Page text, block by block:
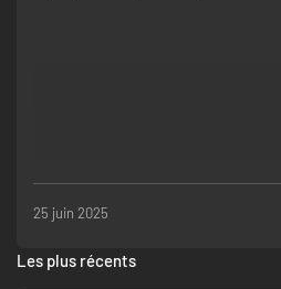
25 juin 2025
Les plus récents